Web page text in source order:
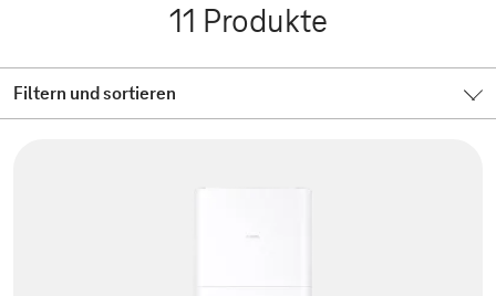
11 Produkte
Filtern und sortieren